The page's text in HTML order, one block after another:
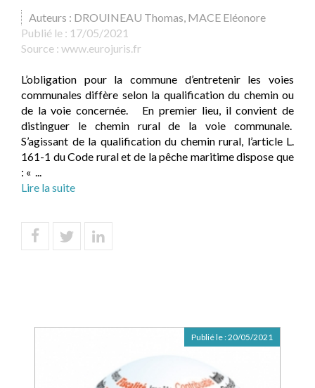
Auteurs : DROUINEAU Thomas, MACE Eléonore
Publié le : 17/05/2021
Source : www.eurojuris.fr
L’obligation pour la commune d’entretenir les voies
communales diffère selon la qualification du chemin ou
de la voie concernée. En premier lieu, il convient de
distinguer le chemin rural de la voie communale.
S’agissant de la qualification du chemin rural, l’article L.
161-1 du Code rural et de la pêche maritime dispose que
: « ...
Lire la suite
Publié le :20/05/2021